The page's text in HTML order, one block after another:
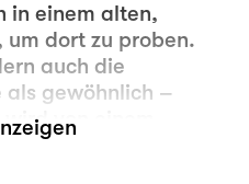
in einem alten,
dort zu proben.
auch die
als gewöhnlich –
von einem